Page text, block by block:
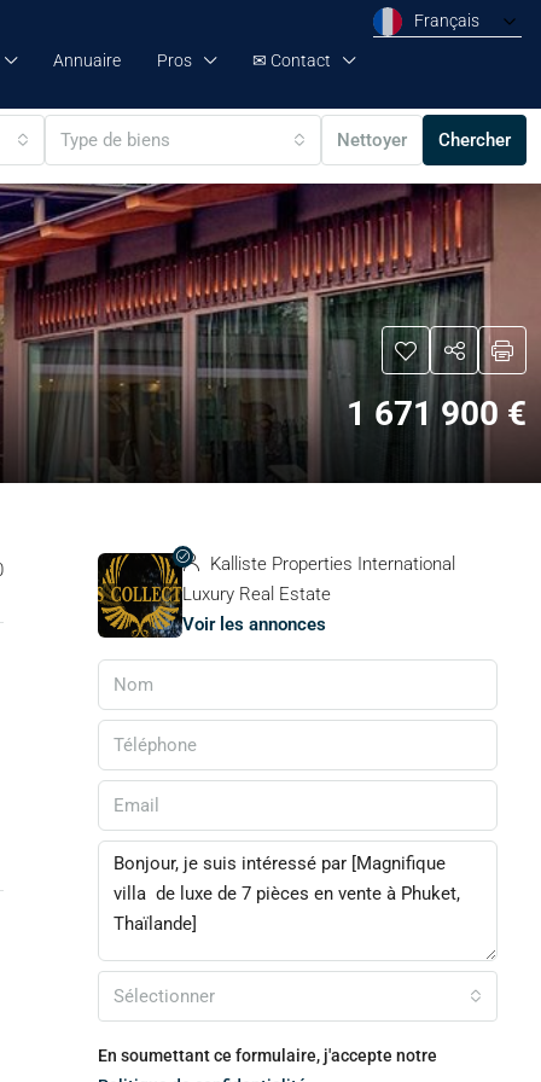
Annuaire Pros ✉ Contact
Français
Type de biens Nettoyer Chercher
1 671 900 €
Kalliste Properties International
Luxury Real Estate
Voir les annonces
Sélectionner
En soumettant ce formulaire, j'accepte notre